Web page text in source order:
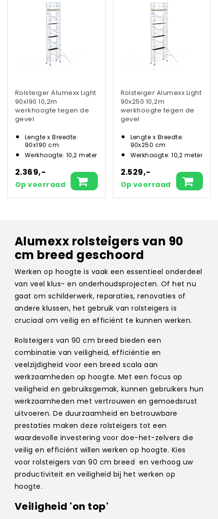
Rolsteiger Alumexx Light
90x190 10,2m
werkhoogte tegen de
gevel
Lengte x Breedte:
90x190 cm
Werkhoogte: 10,2 meter
2.369,-
Op voorraad
Rolsteiger Alumexx Light
90x250 10,2m
werkhoogte tegen de
gevel
Lengte x Breedte:
90x250 cm
Werkhoogte: 10,2 meter
2.529,-
Op voorraad
Alumexx rolsteigers van 90
cm breed geschoord
Werken op hoogte is vaak een essentieel onderdeel
van veel klus- en onderhoudsprojecten. Of het nu
gaat om schilderwerk, reparaties, renovaties of
andere klussen, het gebruik van rolsteigers is
cruciaal om veilig en efficiënt te kunnen werken.
Rolsteigers van 90 cm breed bieden een
combinatie van veiligheid, efficiëntie en
veelzijdigheid voor een breed scala aan
werkzaamheden op hoogte. Met een focus op
veiligheid en gebruiksgemak, kunnen gebruikers hun
werkzaamheden met vertrouwen en gemoedsrust
uitvoeren. De duurzaamheid en betrouwbare
prestaties maken deze rolsteigers tot een
waardevolle investering voor doe-het-zelvers die
veilig en efficiënt willen werken op hoogte. Kies
voor rolsteigers van 90 cm breed en verhoog uw
productiviteit en veiligheid bij het werken op
hoogte.
Veiligheid 'on top'